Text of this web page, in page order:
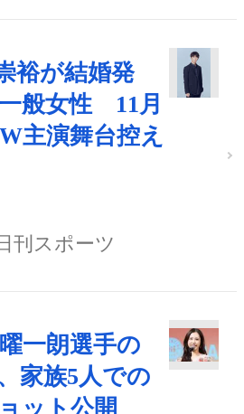
裕が結婚発
般女性 11月
主演舞台控え
刊スポーツ
一朗選手の
家族5人での
ット公開